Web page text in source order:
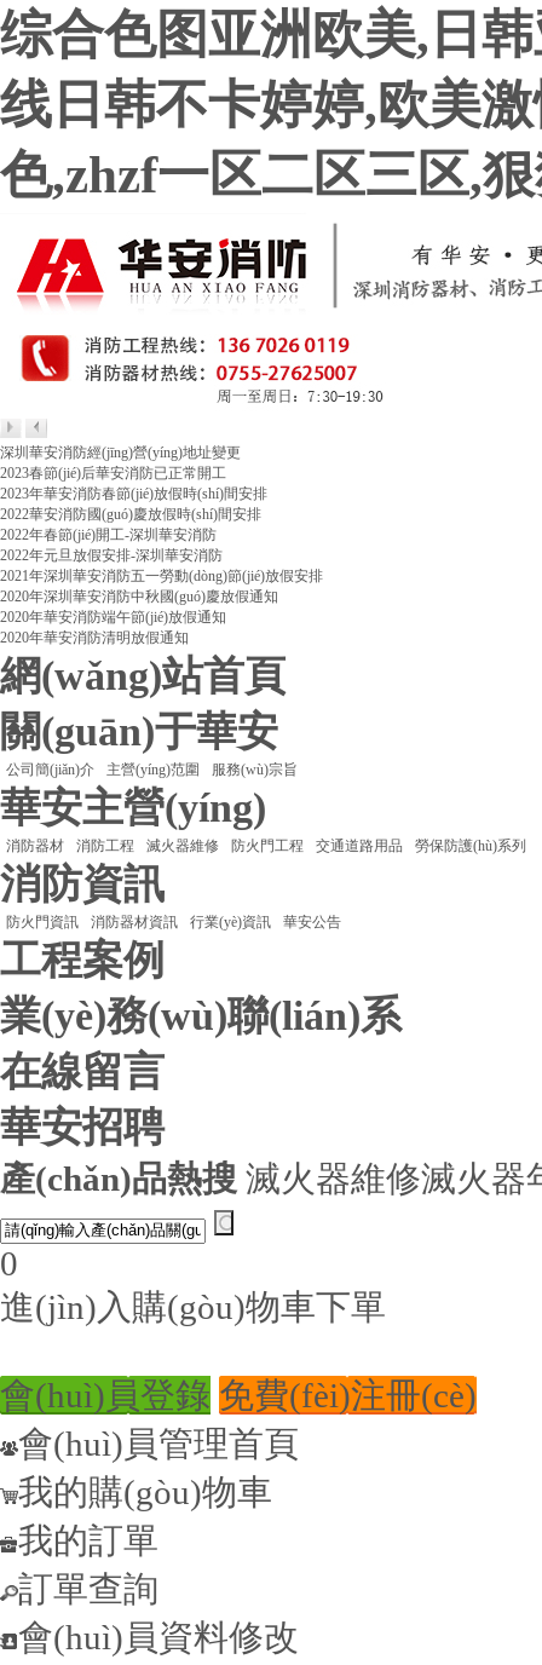
综合色图亚洲欧美,日
线日韩不卡婷婷,欧美
色,zhzf一区二区三区,
深圳華安消防經(jīng)營(yíng)地址變更
2023春節(jié)后華安消防已正常開工
2023年華安消防春節(jié)放假時(shí)間安排
2022華安消防國(guó)慶放假時(shí)間安排
2022年春節(jié)開工-深圳華安消防
2022年元旦放假安排-深圳華安消防
2021年深圳華安消防五一勞動(dòng)節(jié)放假安排
2020年深圳華安消防中秋國(guó)慶放假通知
2020年華安消防端午節(jié)放假通知
2020年華安消防清明放假通知
網(wǎng)站首頁
關(guān)于華安
公司簡(jiǎn)介 主營(yíng)范圍 服務(wù)宗旨
華安主營(yíng)
消防器材 消防工程 滅火器維修 防火門工程 交通道路用品 勞保防護(hù)系列
消防資訊
防火門資訊 消防器材資訊 行業(yè)資訊 華安公告
工程案例
業(yè)務(wù)聯(lián)系
在線留言
華安招聘
產(chǎn)品熱搜 滅火器維修滅火器
0
進(jìn)入購(gòu)物車下單
會(huì)員登錄 免費(fèi)注冊(cè)
會(huì)員管理首頁
我的購(gòu)物車
我的訂單
訂單查詢
會(huì)員資料修改